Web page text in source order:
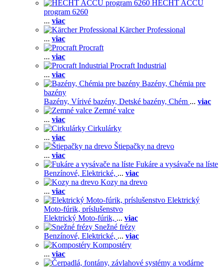
HECHT ACCU
program 6260
... viac
Kärcher Professional
... viac
Procraft
... viac
Procraft Industrial
... viac
Bazény, Chémia pre
bazény
Bazény, Vírivé bazény, Detské bazény, Chém ... viac
Zemné valce
... viac
Cirkulárky
... viac
Štiepačky na drevo
... viac
Fukáre a vysávače na líste
Benzínové, Elektrické, ... viac
Kozy na drevo
... viac
Elektrický
Moto-fúrik, príslušenstvo
Elektrický Moto-fúrik, ... viac
Snežné frézy
Benzínové, Elektrické, ... viac
Kompostéry
... viac